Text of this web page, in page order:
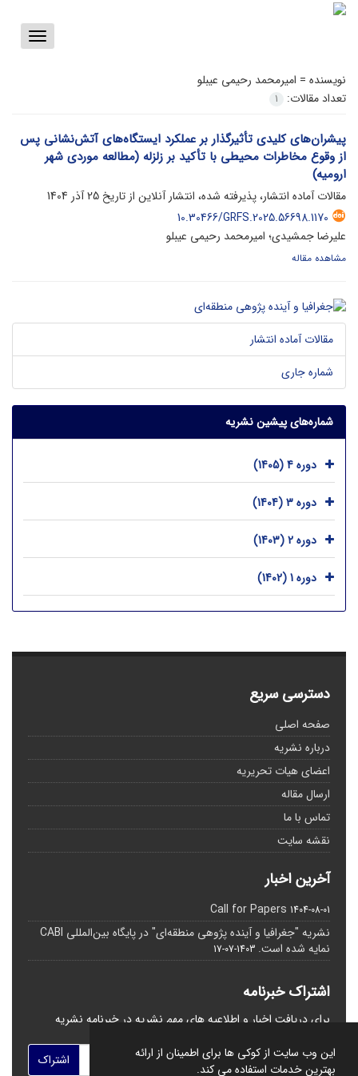
این وب سایت از کوکی ها برای اطمینان از ارائه
بهترین خدمات استفاده می کند.
Toggle
نویسنده = امیرمحمد رحیمی عیبلو
تعداد مقالات:
1
پیشران‌های کلیدی تأثیرگذار بر عملکرد ایستگاه‌های آتش‌نشانی پس
از وقوع مخاطرات محیطی با تأکید بر زلزله (مطالعه موردی شهر
ارومیه)
مقالات آماده انتشار، پذیرفته شده، انتشار آنلاین از تاریخ 25 آذر 1404
10.30466/GRFS.2025.56698.1170
علیرضا جمشیدی؛ امیرمحمد رحیمی عیبلو
مشاهده مقاله
مقالات آماده انتشار
شماره جاری
شماره‌های پیشین نشریه
دوره 4 (1405)
دوره 3 (1404)
دوره 2 (1403)
دوره 1 (1402)
دسترسی سریع
صفحه اصلی
درباره نشریه
اعضای هیات تحریریه
ارسال مقاله
تماس با ما
نقشه سایت
آخرین اخبار
Call for Papers 1404-08-01
نشریه "جغرافیا و آینده پژوهی منطقه‌ای" در پایگاه بین‌المللی CABI
نمایه شده است. 1403-07-17
اشتراک خبرنامه
برای دریافت اخبار و اطلاعیه های مهم نشریه در خبرنامه نشریه
اشتراک